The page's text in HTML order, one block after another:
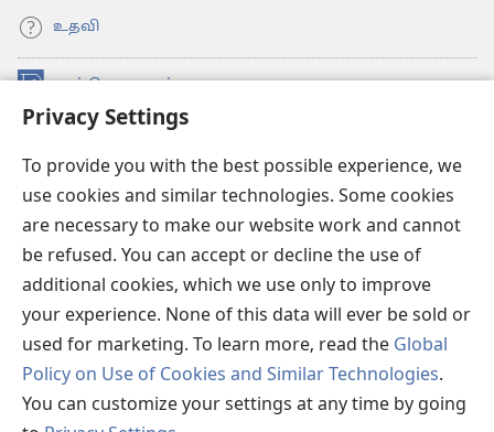
Privacy Settings
To provide you with the best possible experience, we
use cookies and similar technologies. Some cookies
are necessary to make our website work and cannot
be refused. You can accept or decline the use of
additional cookies, which we use only to improve
your experience. None of this data will ever be sold or
used for marketing. To learn more, read the Global
Policy on Use of Cookies and Similar Technologies.
You can customize your settings at any time by going
உதவி
நன்கொடைகள்
new
(opens
JW Hub®
window)JW லைப்ரரி
உவாட்ச்டவர் லைப்ரரி
Copyright© 2026 Watch Tower Bible and Tract Society of Pennsylvania.